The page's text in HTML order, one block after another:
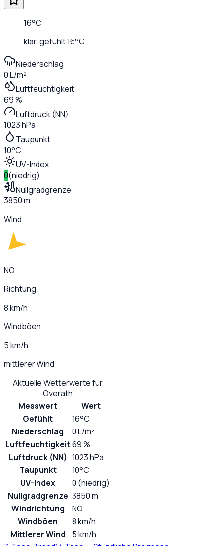
16°C
klar, gefühlt16°C
Niederschlag
0 L/m²
Luftfeuchtigkeit
69 %
Luftdruck (NN)
1023 hPa
Taupunkt
10°C
UV-Index
0(niedrig)
Nullgradgrenze
3850 m
Wind
NO
Richtung
8 km/h
Windböen
5 km/h
mittlerer Wind
Aktuelle Wetterwerte für
Overath
Messwert
Wert
Gefühlt
16°C
Niederschlag
0 L/m²
Luftfeuchtigkeit69 %
Luftdruck (NN) 1023 hPa
Taupunkt
10°C
UV-Index
0 (niedrig)
Nullgradgrenze 3850 m
Windrichtung
NO
Windböen
8 km/h
Mittlerer Wind
5 km/h